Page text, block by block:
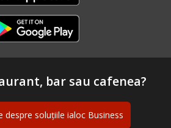
bar sau cafenea?
despre soluțiile ialoc Business